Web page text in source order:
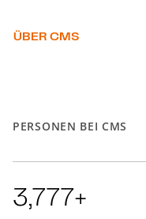
ÜBER CMS
PERSONEN BEI CMS
5,777+